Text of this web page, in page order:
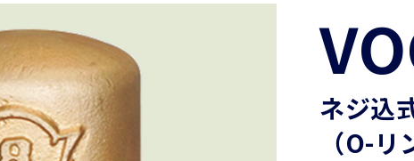
ネジ込
（O-リ